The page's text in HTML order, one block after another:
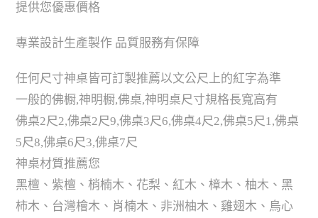
提供您優惠價格
專業設計生產製作 品質服務有保障
任何尺寸神桌皆可訂製推薦以文公尺上的紅字為準
一般的佛橱,神明橱,佛桌,神明桌尺寸規格長寬高有
佛桌2尺2,佛桌2尺9,佛桌3尺6,佛桌4尺2,佛桌5尺1,佛桌
5尺8,佛桌6尺3,佛桌7尺
神桌材質推薦您
黑檀、紫檀、梢楠木、花梨、紅木、樟木、柚木、黑
柿木、台灣檜木、肖楠木、非洲柚木、雞翅木、烏心